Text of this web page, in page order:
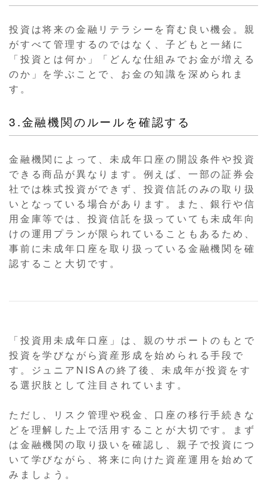
投資は将来の金融リテラシーを育む良い機会。親
がすべて管理するのではなく、子どもと一緒に
「投資とは何か」「どんな仕組みでお金が増える
のか」を学ぶことで、お金の知識を深められま
す。
3.金融機関のルールを確認する
金融機関によって、未成年口座の開設条件や投資
できる商品が異なります。例えば、一部の証券会
社では株式投資ができず、投資信託のみの取り扱
いとなっている場合があります。また、銀行や信
用金庫等では、投資信託を扱っていても未成年向
けの運用プランが限られていることもあるため、
事前に未成年口座を取り扱っている金融機関を確
認すること大切です。
「投資用未成年口座」は、親のサポートのもとで
投資を学びながら資産形成を始められる手段で
す。ジュニアNISAの終了後、未成年が投資をす
る選択肢として注目されています。
ただし、リスク管理や税金、口座の移行手続きな
どを理解した上で活用することが大切です。まず
は金融機関の取り扱いを確認し、親子で投資につ
いて学びながら、将来に向けた資産運用を始めて
みましょう。